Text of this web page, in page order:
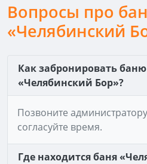
Вопросы про
«Челябинский
Как забронировать баню
«Челябинский Бор»?
Позвоните
согласуйте время.
Где находится баня